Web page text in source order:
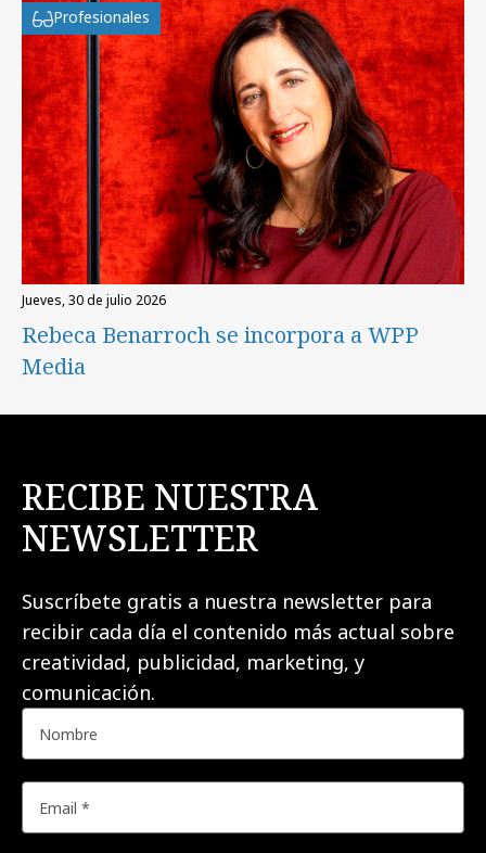
Profesionales
jueves, 30 de julio 2026
Rebeca Benarroch se incorpora a WPP
Media
RECIBE NUESTRA
NEWSLETTER
Suscríbete gratis a nuestra newsletter para
recibir cada día el contenido más actual sobre
creatividad, publicidad, marketing, y
comunicación.